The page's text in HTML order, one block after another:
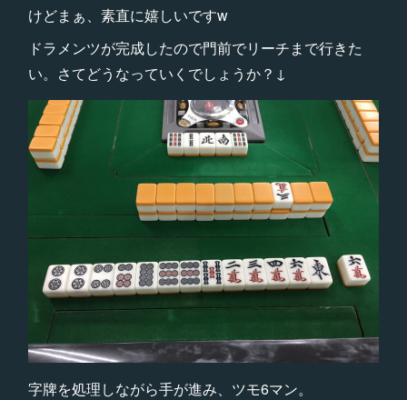
けどまぁ、素直に嬉しいですw
ドラメンツが完成したので門前でリーチまで行きた
い。さてどうなっていくでしょうか？↓
字牌を処理しながら手が進み、ツモ6マン。